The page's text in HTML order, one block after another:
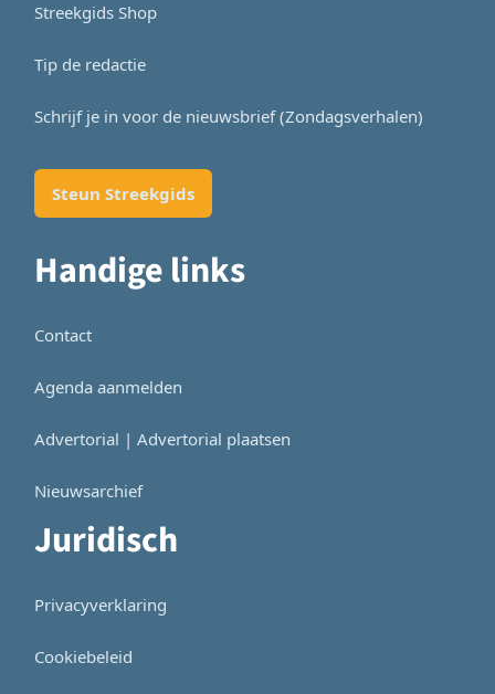
Streekgids Shop
Tip de redactie
Schrijf je in voor de nieuwsbrief (Zondagsverhalen)
Steun Streekgids
Handige links
Contact
Agenda aanmelden
Advertorial | Advertorial plaatsen
Nieuwsarchief
Juridisch
Privacyverklaring
Cookiebeleid